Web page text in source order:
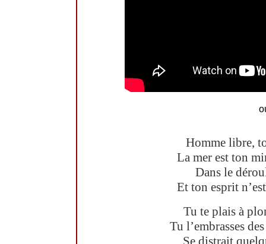
Homme libre,
La mer est ton
Dans le
Et ton esprit
Tu te plais à
Tu l’embrasses
Se distrait